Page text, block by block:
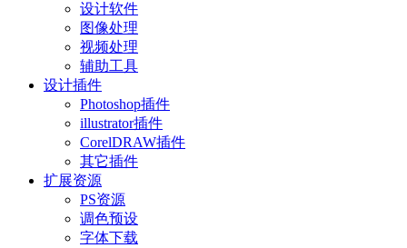
设计软件
图像处理
视频处理
辅助工具
设计插件
Photoshop插件
illustrator插件
CorelDRAW插件
其它插件
扩展资源
PS资源
调色预设
字体下载